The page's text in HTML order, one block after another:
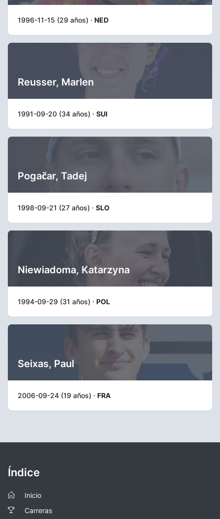
1996-11-15 (29 años) · NED
Reusser, Marlen
1991-09-20 (34 años) · SUI
Pogačar, Tadej
1998-09-21 (27 años) · SLO
Niewiadoma, Katarzyna
1994-09-29 (31 años) · POL
Seixas, Paul
2006-09-24 (19 años) · FRA
Índice
Inicio
Carreras